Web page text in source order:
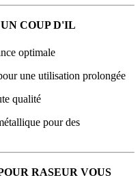
COUP D'IL
optimale
une utilisation prolongée
qualité
pour des
RASEUR VOUS